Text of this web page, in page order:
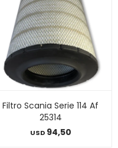
Filtro Scania Serie 114 Af
25314
USD 94,50